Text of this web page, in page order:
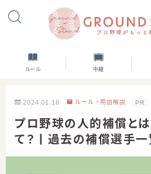
ルール 中継
2024.01.16 ルール・用語解説 PR
プロ野球の人的補償とは
て？丨過去の補償選手一